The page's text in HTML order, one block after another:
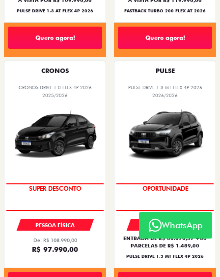
PULSE DRIVE 1.3 AT FLEX 4P 2026
Quero agora!
FASTBACK TURBO 200 FLEX AT 2026
Quero agora!
CRONOS
CRONOS DRIVE 1.0 FLEX 4P 2026
2025/2026
SUPER DESCONTO
PESSOA FÍSICA
De: R$ 108.990,00
R$ 97.990,00
PULSE
PULSE DRIVE 1.3 MT FLEX 4P 2026
2026/2026
OPORTUNIDADE
PESSOA FÍSICA
ENTRADA DE R$ 60.070,57 +36
PARCELAS DE R$ 1.489,00
PULSE DRIVE 1.3 MT FLEX 4P 2026
WhatsApp